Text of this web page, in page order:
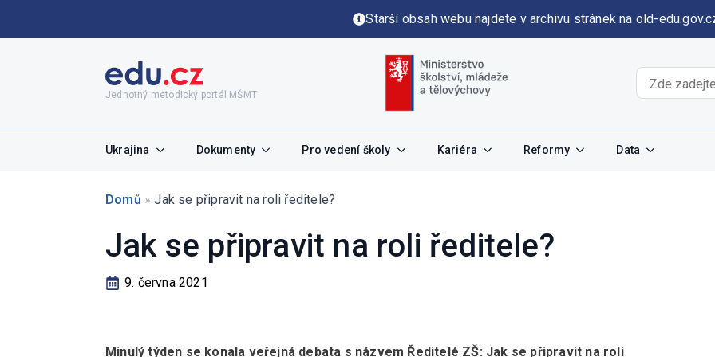
Starší obsah webu najdete v archivu stránek na old-
Jednotný metodický portál MŠMT
Ukrajina Dokumenty Pro vedení školy Kariéra Reformy Data
Domů » Jak se připravit na roli ředitele?
Jak se připravit na roli ředitele?
9. června 2021
Minulý týden se konala veřejná debata s názvem Ředitelé ZŠ: Jak se připravit na roli